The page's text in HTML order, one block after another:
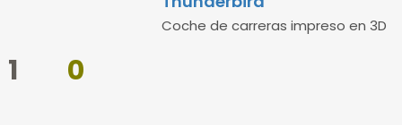
1 0
Coche de carreras impreso en 3D